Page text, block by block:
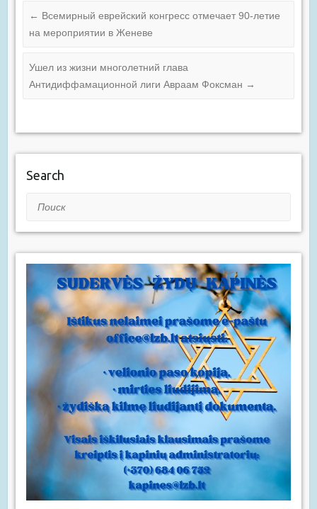
← Всемирный еврейский конгресс отмечает 90-летие
на мероприятии в Женеве
Ушел из жизни многолетний глава
Антидиффамационной лиги Авраам Фоксман →
Search
Поиск